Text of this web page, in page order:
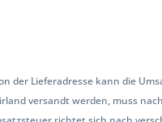
Lieferadresse kann die
versandt werden, muss